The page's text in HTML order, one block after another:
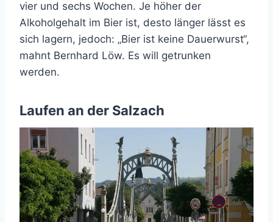
vier und sechs Wochen. Je höher der
Alkoholgehalt im Bier ist, desto länger lässt es
sich lagern, jedoch: „Bier ist keine Dauerwurst“,
mahnt Bernhard Löw. Es will getrunken
werden.
Laufen an der Salzach